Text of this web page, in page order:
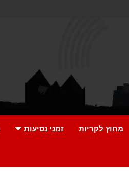
מחוץ לקריות זמני נסיעות